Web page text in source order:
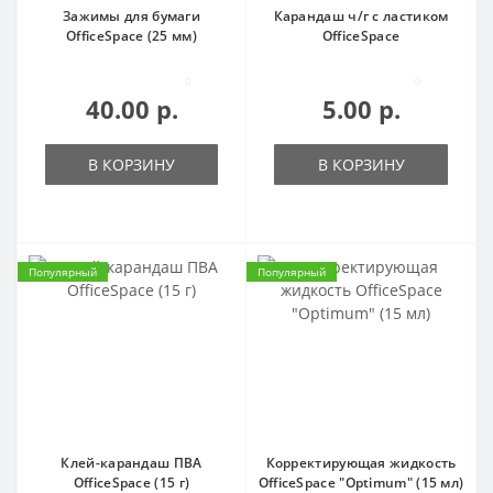
Зажимы для бумаги
OfficeSpace (25 мм)
40.00 р.
В КОРЗИНУ
Карандаш ч/г с ластиком
OfficeSpace
5.00 р.
В КОРЗИНУ
Популярный
Клей-карандаш ПВА
OfficeSpace (15 г)
Популярный
Корректирующая жидкость
OfficeSpace "Optimum" (15 мл)